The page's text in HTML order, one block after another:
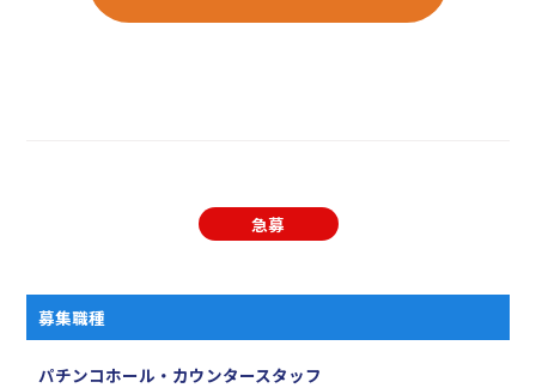
急募
募集職種
パチンコホール・カウンタースタッフ